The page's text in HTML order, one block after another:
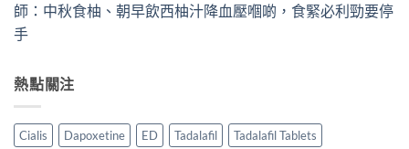
師：中秋食柚、朝早飲西柚汁降血壓嗰啲，食緊必利勁要停
手
熱點關注
Cialis Dapoxetine ED Tadalafil
Tadalafil Tablets